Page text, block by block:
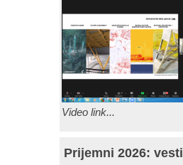
Video link...
Prijemni 2026: vesti